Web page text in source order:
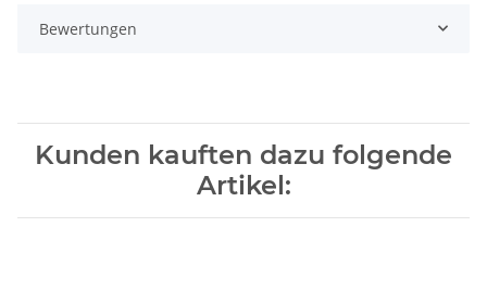
Bewertungen
Kunden kauften dazu folgende
Artikel: